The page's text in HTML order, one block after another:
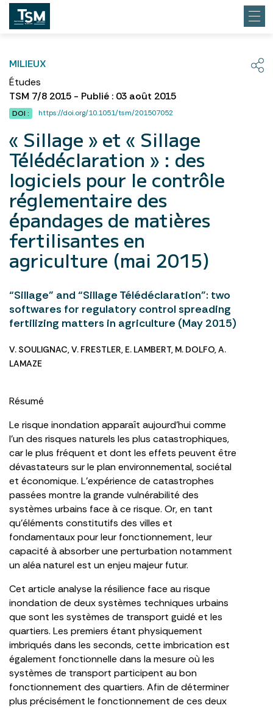
MILIEUX
Études
TSM 7/8 2015 - Publié : 03 août 2015
DOI : https://doi.org/10.1051/tsm/201507052
« Sillage » et « Sillage
Télédéclaration » : des
logiciels pour le contrôle
réglementaire des
épandages de matières
fertilisantes en
agriculture (mai 2015)
“Sillage” and “Sillage Télédéclaration”: two
softwares for regulatory control spreading
fertilizing matters in agriculture (May 2015)
V. SOULIGNAC,V. FRESTLER, E. LAMBERT, M. DOLFO,A.
LAMAZE
Résumé
Le risque inondation apparaît aujourd’hui comme
l’un des risques naturels les plus catastrophiques,
car le plus fréquent et dont les effets peuvent être
dévastateurs sur le plan environnemental, sociétal
et économique. L’expérience de catastrophes
passées montre la grande vulnérabilité des
systèmes urbains face à ce risque. Or, en tant
qu’éléments constitutifs des villes et
fondamentaux pour leur fonctionnement, leur
capacité à absorber une perturbation notamment
un aléa naturel est un enjeu majeur futur.
Cet article analyse la résilience face au risque
inondation de deux systèmes techniques urbains
que sont les systèmes de transport guidé et les
quartiers. Les premiers étant physiquement
imbriqués dans les seconds, cette imbrication est
également fonctionnelle dans la mesure où les
systèmes de transport participent au bon
fonctionnement des quartiers. Afin de déterminer
plus précisément le fonctionnement de ces deux